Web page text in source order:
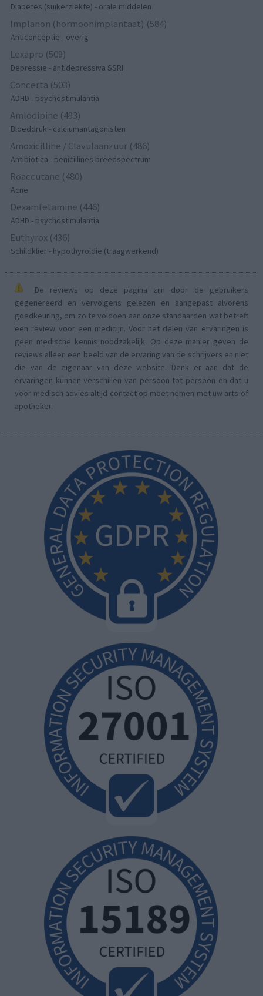
Diabetes (suikerziekte) - orale middelen
Implanon (hormoonimplantaat) (584)
Anticonceptie - overig
Lexapro (509)
Depressie - antidepressiva SSRI
Concerta (503)
ADHD - psychostimulantia
Amlodipine (493)
Bloeddruk - calciumantagonisten
Amoxicilline / Clavulaanzuur (486)
Antibiotica - penicillines breedspectrum
Roaccutane (480)
Acne
Dexamfetamine (446)
ADHD - psychostimulantia
Euthyrox (436)
Schildklier - hypothyroidie (traagwerkend)
De reviews op deze pagina zijn door de gebruikers
gegenereerd en vervolgens gelezen en aangepast alvorens
goedkeuring, om zo te voldoen aan onze standaarden wat betreft
een review voor een medicijn. Voor het delen van ervaringen is
geen medische kennis noodzakelijk. Op deze manier geven de
reviews alleen een beeld van de ervaring van de schrijvers en niet
die van de eigenaar van deze website. Denk er aan dat de
ervaringen kunnen verschillen van persoon tot persoon en dat u
voor medisch advies altijd contact op moet nemen met uw arts of
apotheker.